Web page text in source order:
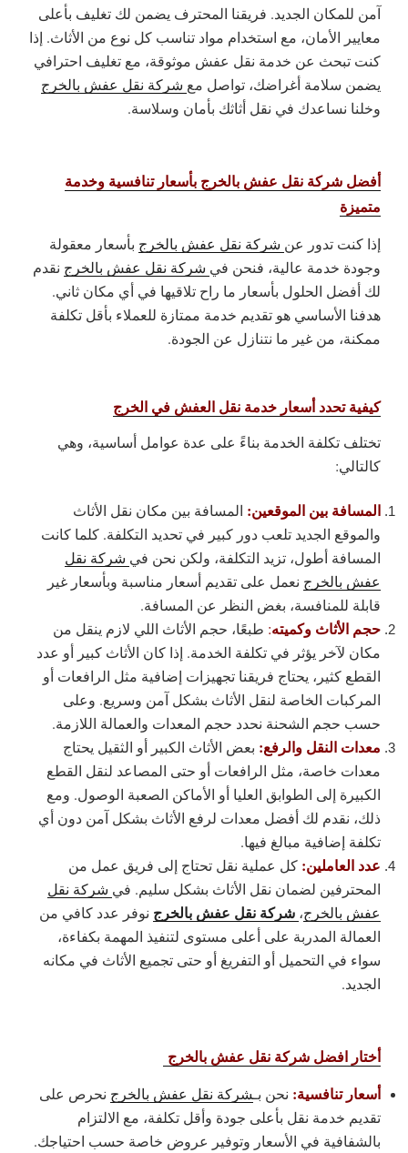
آمن للمكان الجديد. فريقنا المحترف يضمن لك تغليف بأعلى
معايير الأمان، مع استخدام مواد تناسب كل نوع من الأثاث. إذا
كنت تبحث عن خدمة نقل عفش موثوقة، مع تغليف احترافي
يضمن سلامة أغراضك، تواصل مع شركة نقل عفش بالخرج
وخلنا نساعدك في نقل أثاثك بأمان وسلاسة.
أفضل شركة نقل عفش بالخرج بأسعار تنافسية وخدمة
متميزة
إذا كنت تدور عن شركة نقل عفش بالخرج بأسعار معقولة
وجودة خدمة عالية، فنحن في شركة نقل عفش بالخرج نقدم
لك أفضل الحلول بأسعار ما راح تلاقيها في أي مكان ثاني.
هدفنا الأساسي هو تقديم خدمة ممتازة للعملاء بأقل تكلفة
ممكنة، من غير ما نتنازل عن الجودة.
كيفية تحدد أسعار خدمة نقل العفش في الخرج
تختلف تكلفة الخدمة بناءً على عدة عوامل أساسية، وهي
كالتالي:
المسافة بين الموقعين: المسافة بين مكان نقل الأثاث
والموقع الجديد تلعب دور كبير في تحديد التكلفة. كلما كانت
المسافة أطول، تزيد التكلفة، ولكن نحن في شركة نقل
عفش بالخرج نعمل على تقديم أسعار مناسبة وبأسعار غير
قابلة للمنافسة، بغض النظر عن المسافة.
حجم الأثاث وكميته: طبعًا، حجم الأثاث اللي لازم ينقل من
مكان لآخر يؤثر في تكلفة الخدمة. إذا كان الأثاث كبير أو عدد
القطع كثير، يحتاج فريقنا تجهيزات إضافية مثل الرافعات أو
المركبات الخاصة لنقل الأثاث بشكل آمن وسريع. وعلى
حسب حجم الشحنة نحدد حجم المعدات والعمالة اللازمة.
معدات النقل والرفع: بعض الأثاث الكبير أو الثقيل يحتاج
معدات خاصة، مثل الرافعات أو حتى المصاعد لنقل القطع
الكبيرة إلى الطوابق العليا أو الأماكن الصعبة الوصول. ومع
ذلك، نقدم لك أفضل معدات لرفع الأثاث بشكل آمن دون أي
تكلفة إضافية مبالغ فيها.
عدد العاملين: كل عملية نقل تحتاج إلى فريق عمل من
المحترفين لضمان نقل الأثاث بشكل سليم. في شركة نقل
عفش بالخرج، شركة نقل عفش بالخرج نوفر عدد كافي من
العمالة المدربة على أعلى مستوى لتنفيذ المهمة بكفاءة،
سواء في التحميل أو التفريغ أو حتى تجميع الأثاث في مكانه
الجديد.
أختار افضل شركة نقل عفش بالخرج
أسعار تنافسية: نحن بـشركة نقل عفش بالخرج نحرص على
تقديم خدمة نقل بأعلى جودة وأقل تكلفة، مع الالتزام
بالشفافية في الأسعار وتوفير عروض خاصة حسب احتياجك.